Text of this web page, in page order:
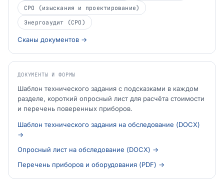
СРО (изыскания и проектирование)
Энергоаудит (СРО)
Сканы документов →
ДОКУМЕНТЫ И ФОРМЫ
Шаблон технического задания с подсказками в каждом
разделе, короткий опросный лист для расчёта стоимости
и перечень поверенных приборов.
Шаблон технического задания на обследование (DOCX)
→
Опросный лист на обследование (DOCX) →
Перечень приборов и оборудования (PDF) →